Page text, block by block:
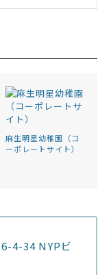
麻生明星幼稚園（コ
ーポレートサイト）
4-34 NYPビ